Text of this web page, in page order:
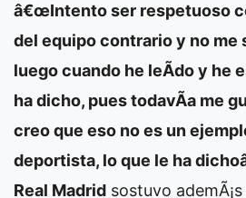
â€œIntento ser respetuoso
del equipo contrario y no me
luego cuando he leÃ­do y he
ha dicho, pues todavÃ­a me
creo que eso no es un
deportista, lo que le ha
Real Madrid sostuvo